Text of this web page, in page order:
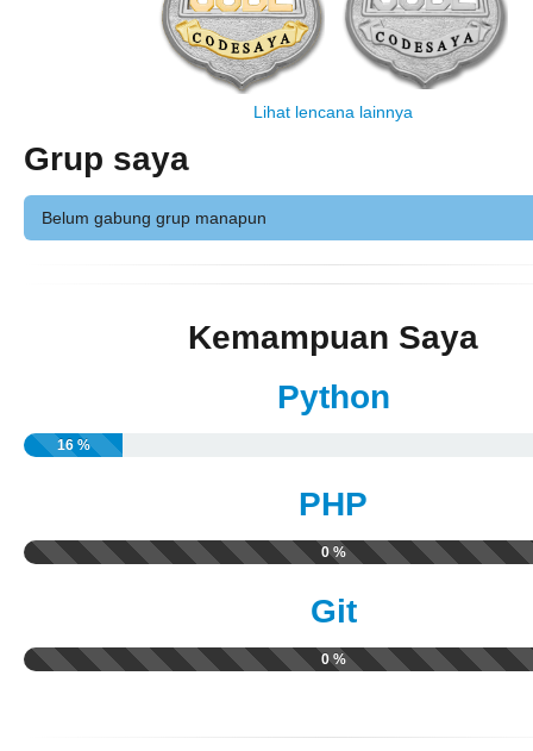
Lihat lencana lainnya
Grup saya
Belum gabung grup manapun
Kemampuan Saya
Python
16 %
PHP
0 %
Git
0 %